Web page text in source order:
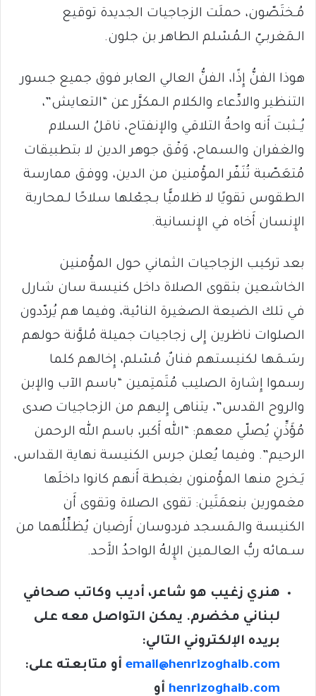
مُـختَصّون، حملَت الزجاجيات الجديدة توقيع
الـمَغربـيّ الـمُسْلم الطاهر بن جلون.
هوذا الفنُّ إِذًا، الفنُّ العالي العابر فوق جميع جسور
التنظير والادِّعاء والكلام الـمكرَّر عن “التعايش”،
يُــثبت أَنه واحةُ التلاقي والإنفتاح، ناقلُ السلام
والغفران والسماح، وَفْق جوهر الدين لا بتطبيقات
مُتعَصّبة تُنَفّر المؤْمنين من الدين، ووفق ممارسة
الطقوس تقويًا لا ظلاميًّا بـجعْلها سلاحًا لـمحاربة
الإِنسان أَخاه في الإِنسانية.
بعد تركيب الزجاجيات الثماني حول المؤْمنين
الخاشعين بتقوى الصلاة داخل كنيسة سان شارل
في تلك الضيعة الصغيرة النائية، وفيما هم يُردّدون
الصلوات ناظرين إِلى زجاجيات جميلة مُلوَّنة حولهم
رسَـمَها لكنيستهم فنانٌ مُسْلم، إِخالهم كلما
رسموا إِشارة الصليب مُتَمتِمين “باسم الآب والإبن
والروح القدس”، يتناهى إِليهم من الزجاجيات صدى
مُؤَذِّنٍ يُصلّي معهم: “الله أَكبر، باسم الله الرحمن
الرحيم”. وفيما يُعلن جرس الكنيسة نهاية القداس،
يَـخرج منها المؤْمنون بغبطة أَنهم كانوا داخلَها
مغمورين بنعمَتَين: تقوى الصلاة وتقوى أَن
الكنيسة والـمَسجد فردوسان أَرضيان يُظلِّلُهما من
سـمائه ربُّ العالـمين الإِلهُ الواحدُ الأَحد.
هنري زغيب هو شاعر، أديب وكاتب صحافي
لبناني مخضرم. يمكن التواصل معه على
بريده الإلكتروني التالي:
email@henrizoghaib.com أو متابعته على:
henrizoghaib.com أو